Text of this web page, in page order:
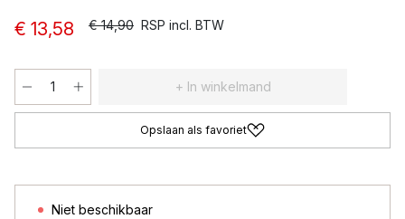
€ 13,58 € 14,90 RSP incl. BTW
+ In winkelmand
Opslaan als favoriet
Niet beschikbaar